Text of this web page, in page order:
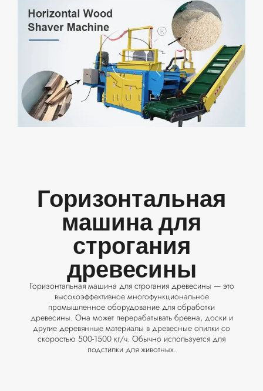
Горизонтальная
машина для
строгания
древесины
Горизонтальная машина для строгания древесины — это
высокоэффективное многофункциональное
промышленное оборудование для обработки
древесины. Она может перерабатывать бревна, доски и
другие деревянные материалы в древесные опилки со
скоростью 500-1500 кг/ч. Обычно используется для
подстилки для животных.